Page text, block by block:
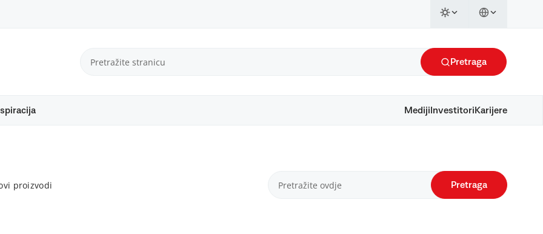
Pretraga
Mediji Investitori Karijere
proizvodi Pretraga